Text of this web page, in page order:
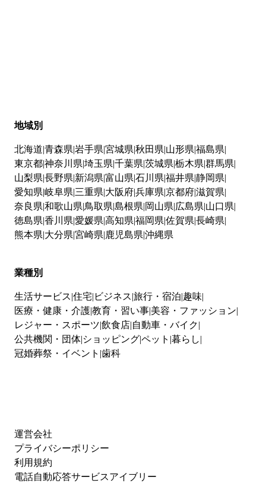
地域別
北海道 青森県 岩手県 宮城県 秋田県 山形県 福島県
東京都神奈川県 埼玉県 千葉県 茨城県 栃木県 群馬県
山梨県 長野県 新潟県 富山県 石川県 福井県 静岡県
愛知県 岐阜県 三重県 大阪府兵庫県 京都府滋賀県
奈良県 和歌山県 鳥取県 島根県 岡山県 広島県 山口県
徳島県 香川県 愛媛県 高知県 福岡県 佐賀県 長崎県
熊本県 大分県 宮崎県 鹿児島県 沖縄県
業種別
生活サービス 住宅 ビジネス 旅行・宿泊 趣味
医療・健康・介護教育・習い事 美容・ファッション
レジャー・スポーツ 飲食店 自動車・バイク
公共機関・団体 ショッピングペット 暮らし
冠婚葬祭・イベント 歯科
運営会社
プライバシーポリシー
利用規約
電話自動応答サービスアイブリー